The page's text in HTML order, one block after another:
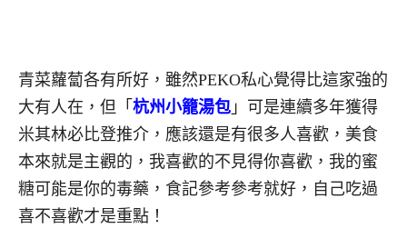
青菜蘿蔔各有所好，雖然PEKO私心覺得比這家強的
大有人在，但「 杭州小籠湯包 」可是連續多年獲得
米其林必比登推介，應該還是有很多人喜歡，美食
本來就是主觀的，我喜歡的不見得你喜歡，我的蜜
糖可能是你的毒藥，食記參考參考就好，自己吃過
喜不喜歡才是重點！